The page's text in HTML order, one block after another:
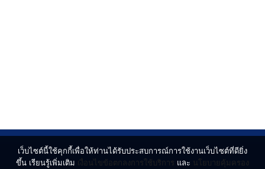
เว็บไซต์นี้ใช้คุกกี้เพื่อให้ท่านได้รับประสบการณ์การใช้งานเว็บไซต์ที่ดียิ่ง
ขึ้น เรียนรู้เพิ่มเติม เงื่อนไขข้อตกลงการใช้บริการ และ นโยบายคุ้มครอง